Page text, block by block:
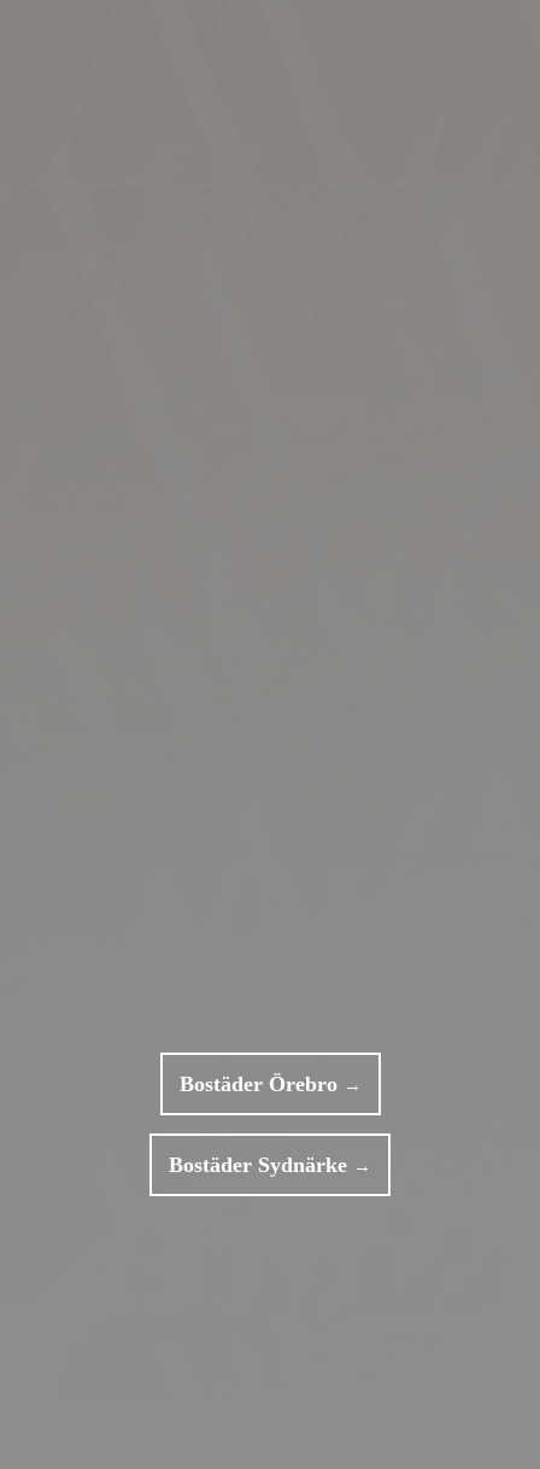
Bostäder Örebro
Bostäder Sydnärke